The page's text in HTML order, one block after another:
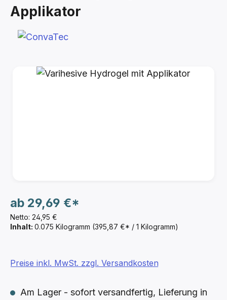
Applikator
Bildergalerie überspringen
Netto: 24,95 €
ab 29,69 €*
Inhalt: 0.075 Kilogramm (395,87 €* / 1 Kilogramm)
Preise inkl. MwSt. zzgl. Versandkosten
Am Lager - sofort versandfertig, Lieferung in